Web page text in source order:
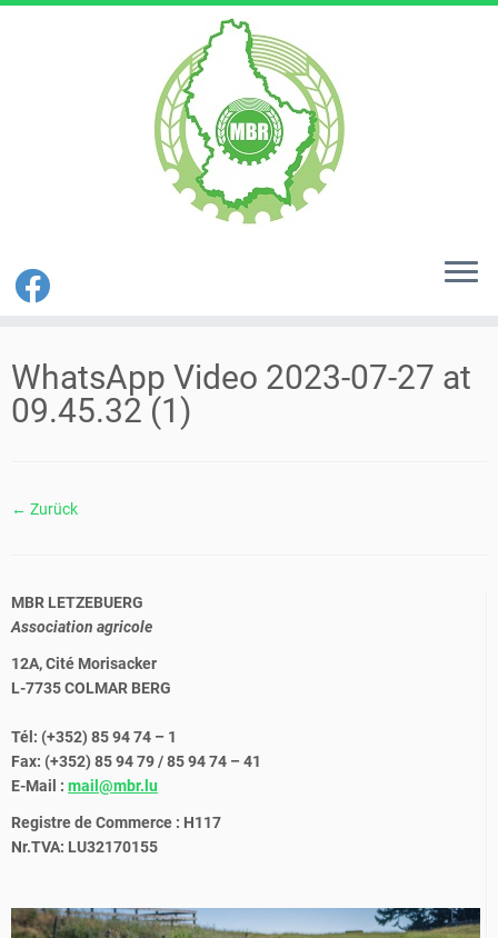
Inhalt
springen
WhatsApp Video 2023-07-27 at
09.45.32 (1)
← Zurück
MBR LETZEBUERG
Association agricole
12A, Cité Morisacker
L-7735 COLMAR BERG
Tél: (+352) 85 94 74 – 1
Fax: (+352) 85 94 79 / 85 94 74 – 41
E-Mail : mail@mbr.lu
Registre de Commerce : H117
Nr.TVA: LU32170155